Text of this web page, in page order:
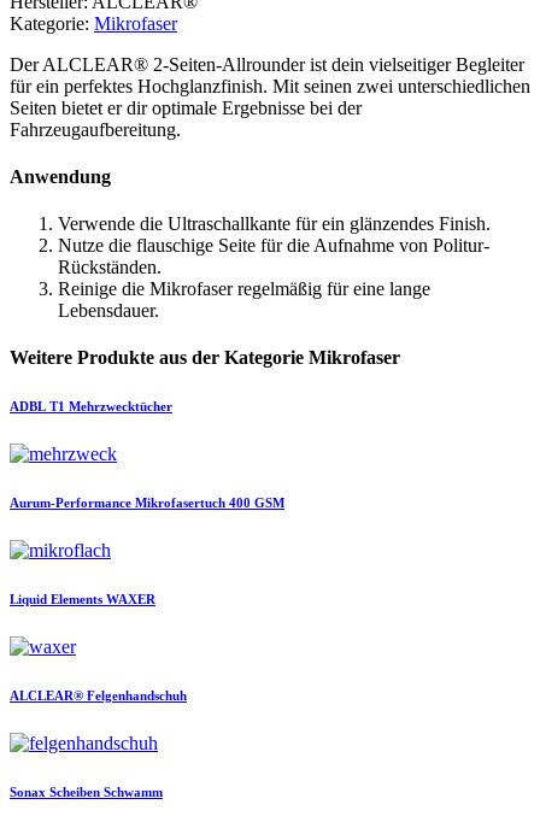
Kategorie: Mikrofaser
Der ALCLEAR® 2-Seiten-Allrounder ist dein vielseitiger Begleiter
für ein perfektes Hochglanzfinish. Mit seinen zwei unterschiedlichen
Seiten bietet er dir optimale Ergebnisse bei der
Fahrzeugaufbereitung.
Anwendung
Verwende die Ultraschallkante für ein glänzendes Finish.
Nutze die flauschige Seite für die Aufnahme von Politur-
Rückständen.
Reinige die Mikrofaser regelmäßig für eine lange
Lebensdauer.
Weitere Produkte aus der Kategorie Mikrofaser
ADBL T1 Mehrzwecktücher
Aurum-Performance Mikrofasertuch 400 GSM
Liquid Elements WAXER
ALCLEAR® Felgenhandschuh
Sonax Scheiben Schwamm